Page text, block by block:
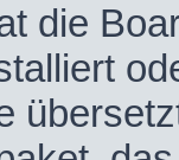
die